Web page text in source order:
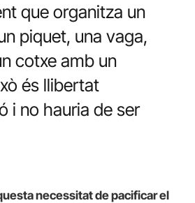
que organitza un
piquet, una vaga,
cotxe amb un
és llibertat
i no hauria de ser
necessitat de pacificar el